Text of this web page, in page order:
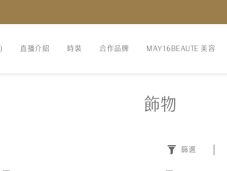
直播介紹 時裝 合作品牌 MAY16BEAUTE 美容
飾物
篩選